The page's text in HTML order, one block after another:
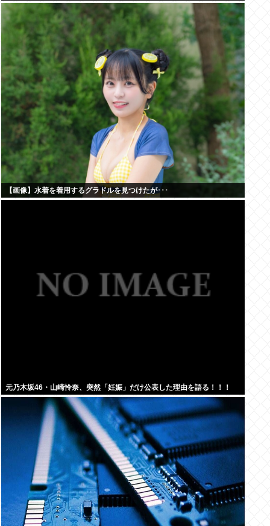
【画像】水着を着用するグラドルを見つけたが･･･
元乃木坂46・山崎怜奈、突然「妊娠」だけ公表した理由を語る！！！